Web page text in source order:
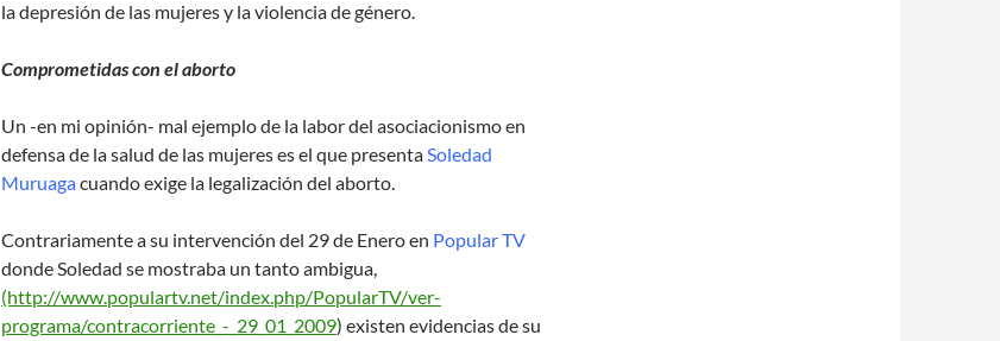
la depresión de las mujeres y la violencia de género.
Comprometidas con el aborto
Un -en mi opinión- mal ejemplo de la labor del asociacionismo en
defensa de la salud de las mujeres es el que presentaSoledad
Muruagacuando exige la legalización del aborto.
Contrariamente a su intervención del 29 de Enero en Popular TV
donde Soledad se mostraba un tanto ambigua,
(http://www.populartv.net/index.php/PopularTV/ver-
programa/contracorriente_-_29_01_2009) existen evidencias de su